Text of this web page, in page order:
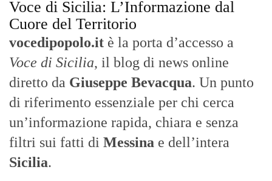
Voce di Sicilia: L’Informazione dal
Cuore del Territorio
vocedipopolo.it è la porta d’accesso a
Voce di Sicilia, il blog di news online
diretto da Giuseppe Bevacqua. Un punto
di riferimento essenziale per chi cerca
un’informazione rapida, chiara e senza
filtri sui fatti di Messina e dell’intera
Sicilia.